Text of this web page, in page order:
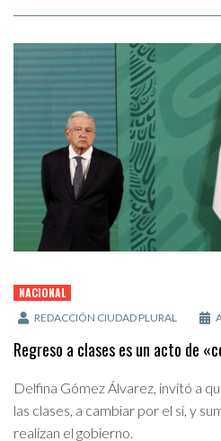
NACIONAL
REDACCIÓN CIUDAD PLURAL
Regreso a clases es un acto de
Delfina Gómez Álvarez, invitó a
las clases, a cambiar por el sí, y
realizan el gobierno.